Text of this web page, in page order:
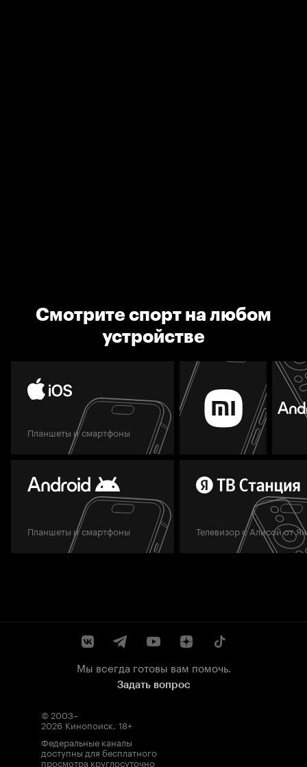
Смотрите спорт на любом
устройстве
Планшеты и смартфоны
Планшеты и смартфоны Телевизор с Алисой от
Мы всегда готовы вам помочь.
Задать вопрос
© 2003–
2026 Кинопоиск. 18+
Федеральные каналы
доступны для бесплатного
просмотра круглосуточно